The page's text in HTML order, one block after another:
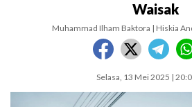
Waisak
Muhammad Ilham Baktora | Hiskia
Selasa, 13 Mei 2025 |